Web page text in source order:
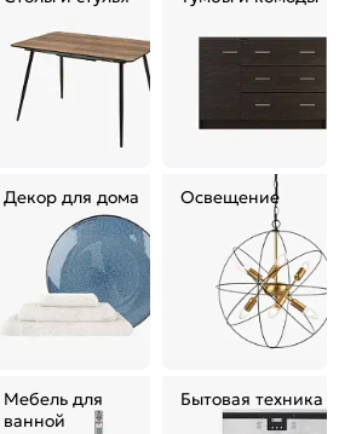
Декор для дома Освещение
Мебель для
ванной
Бытовая техника